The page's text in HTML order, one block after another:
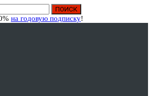
на годовую подписку!